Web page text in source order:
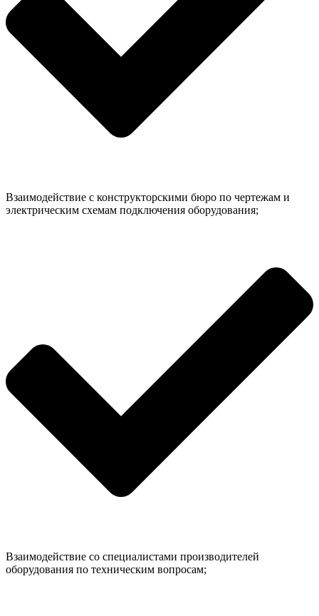
Взаимодействие с конструкторскими бюро по чертежам и
электрическим схемам подключения оборудования;
Взаимодействие со специалистами производителей
оборудования по техническим вопросам;